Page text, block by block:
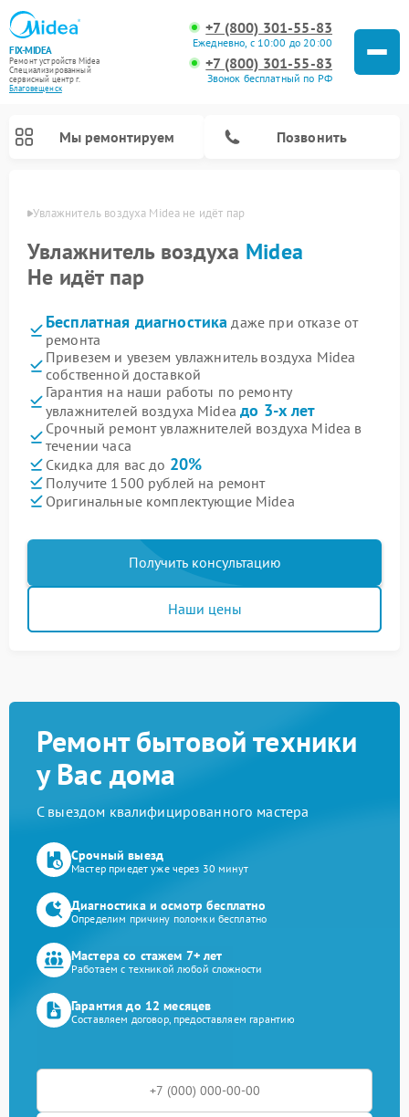
FIX-MIDEA
Ремонт устройств Midea
Специализированный
cервисный центр г.
Благовещенск
+7 (800) 301-55-83
Ежедневно, с 10:00 до 20:00
+7 (800) 301-55-83
Звонок бесплатный по РФ
Мы ремонтируем Позвонить
Увлажнитель воздуха Midea не идёт пар
Увлажнитель воздуха Midea
Не идёт пар
Бесплатная диагностика даже при отказе от
ремонта
Привезем и увезем увлажнитель воздуха Midea
собственной доставкой
Гарантия на наши работы по ремонту
увлажнителей воздуха Mideaдо 3-х лет
Срочный ремонт увлажнителей воздуха Midea в
течении часа
Скидка для вас до 20%
Получите 1500 рублей на ремонт
Оригинальные комплектующие Midea
Получить консультацию
Наши цены
Ремонт бытовой техники
у Вас дома
С выездом квалифицированного мастера
Срочный выезд
Мастер приедет уже через 30 минут
Диагностика и осмотр бесплатно
Определим причину поломки бесплатно
Мастера со стажем 7+ лет
Работаем с техникой любой сложности
Гарантия до 12 месяцев
Составляем договор, предоставляем гарантию